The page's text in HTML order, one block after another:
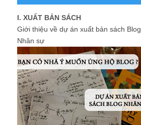
I. XUẤT BẢN SÁCH
Giới thiệu về dự án xuất bản sách Blog
Nhân sự